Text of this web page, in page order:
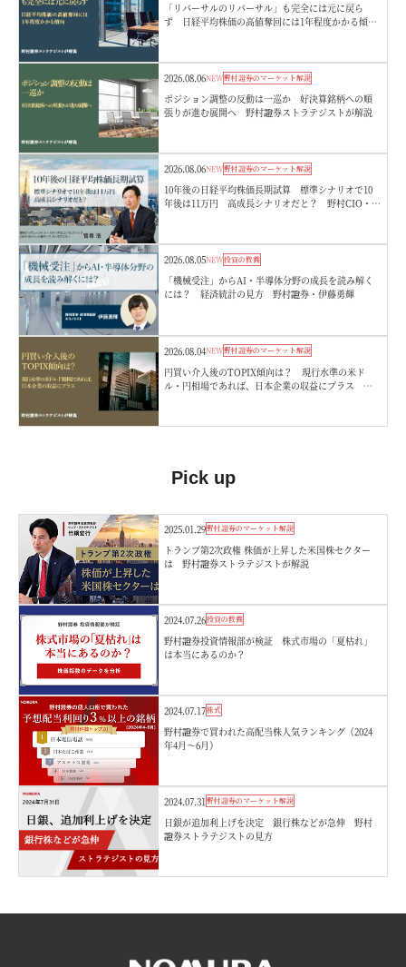
「リバーサルのリバーサル」も完全には元に戻ら
ず 日経平均株価の高値奪回には1年程度かかる傾
2026.08.06NEW野村證券のマーケット解説
ポジション調整の反動は一巡か 好決算銘柄への順
張りが進む展開へ 野村證券ストラテジストが解説
2026.08.06NEW野村證券のマーケット解説
10年後の日経平均株価長期試算 標準シナリオで10
年後は11万円 高成長シナリオだと？ 野村CIO・宮
2026.08.05NEW投資の教養
「機械受注」からAI・半導体分野の成長を読み解く
には？ 経済統計の見方 野村證券・伊藤勇輝
2026.08.04NEW野村證券のマーケット解説
円買い介入後のTOPIX傾向は？ 現行水準の米ド
ル・円相場であれば、日本企業の収益にプラス 野
Pick up
2025.01.29野村證券のマーケット解説
トランプ第2次政権 株価が上昇した米国株セクター
は 野村證券ストラテジストが解説
2024.07.26投資の教養
野村證券投資情報部が検証 株式市場の「夏枯れ」
は本当にあるのか？
2024.07.17株式
野村證券で買われた高配当株人気ランキング（2024
年4月～6月）
2024.07.31 野村證券のマーケット解説
日銀が追加利上げを決定 銀行株などが急伸 野村
證券ストラテジストの見方